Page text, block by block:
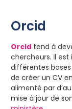
Orcid
OrcId tend à
chercheurs. Il
différentes
de créer un CV
alimenté par
mise à jour de